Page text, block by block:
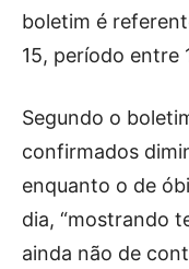
boletim é
15, período entre
Segundo o
confirmados
enquanto o de
dia, “mostrando
ainda não de